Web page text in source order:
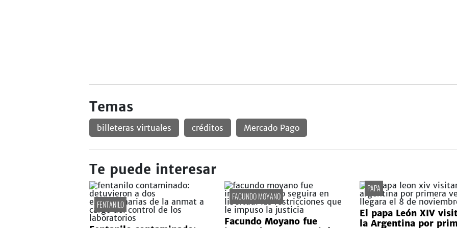
Temas
billeteras virtuales créditos Mercado Pago
Te puede interesar
FENTANILO
FACUNDO MOYANO
Facundo Moyano fue
PAPA
El papa León XIV
la Argentina por